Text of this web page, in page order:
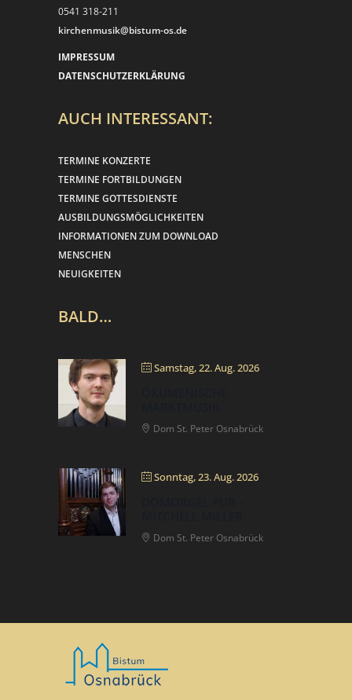
0541 318-211
kirchenmusik@bistum-os.de
IMPRESSUM
DATENSCHUTZERKLÄRUNG
AUCH INTERESSANT:
TERMINE KONZERTE
TERMINE FORTBILDUNGEN
TERMINE GOTTESDIENSTE
AUSBILDUNGSMÖGLICHKEITEN
INFORMATIONEN ZUM DOWNLOAD
MENSCHEN
NEUIGKEITEN
BALD…
Samstag, 22. Aug. 2026
Dom St. Peter Osnabrück
Sonntag, 23. Aug. 2026
Dom St. Peter Osnabrück